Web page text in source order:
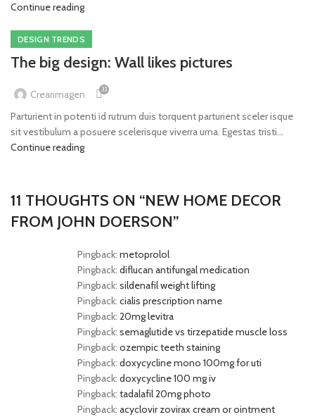
Continue reading
DESIGN TRENDS
The big design: Wall likes pictures
Crearimagen 33
Parturient in potenti id rutrum duis torquent parturient sceler isque
sit vestibulum a posuere scelerisque viverra urna. Egestas tristi...
Continue reading
11 THOUGHTS ON “NEW HOME DECOR
FROM JOHN DOERSON”
Pingback: metoprolol
Pingback: diflucan antifungal medication
Pingback: sildenafil weight lifting
Pingback: cialis prescription name
Pingback: 20mg levitra
Pingback: semaglutide vs tirzepatide muscle loss
Pingback: ozempic teeth staining
Pingback: doxycycline mono 100mg for uti
Pingback: doxycycline 100 mg iv
Pingback: tadalafil 20mg photo
Pingback: acyclovir zovirax cream or ointment